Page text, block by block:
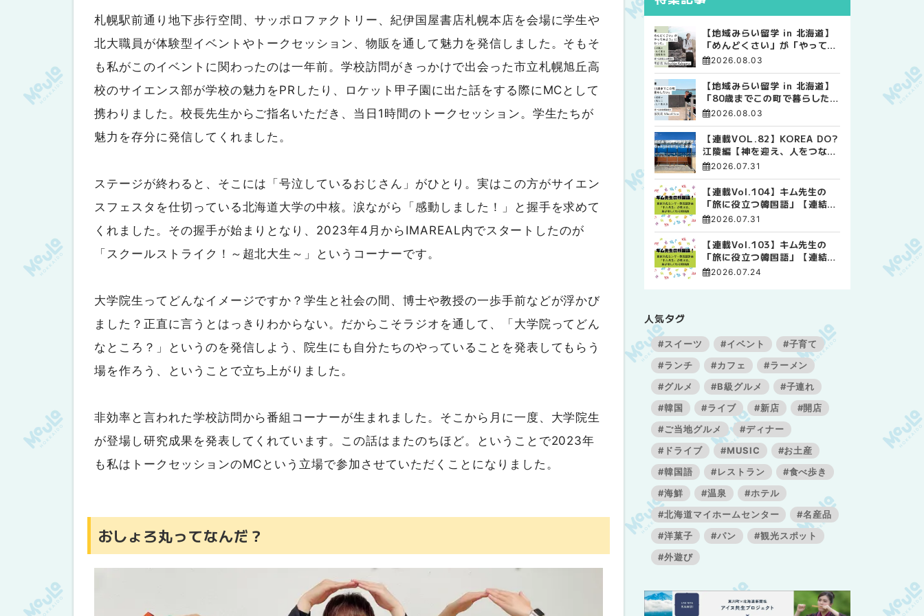
札幌駅前通り地下歩行空間、サッポロファクトリー、紀伊国屋書店札幌本店を会場に学生や
北大職員が体験型イベントやトークセッション、物販を通して魅力を発信しました。そもそ
も私がこのイベントに関わったのは一年前。学校訪問がきっかけで出会った市立札幌旭丘高
校のサイエンス部が学校の魅力をPRしたり、ロケット甲子園に出た話をする際にMCとして
携わりました。校長先生からご指名いただき、当日1時間のトークセッション。学生たちが
魅力を存分に発信してくれました。
ステージが終わると、そこには「号泣しているおじさん」がひとり。実はこの方がサイエン
スフェスタを仕切っている北海道大学の中核。涙ながら「感動しました！」と握手を求めて
くれました。その握手が始まりとなり、2023年4月からIMAREAL内でスタートしたのが
「スクールストライク！～超北大生～」というコーナーです。
大学院生ってどんなイメージですか？学生と社会の間、博士や教授の一歩手前などが浮かび
ました？正直に言うとはっきりわからない。だからこそラジオを通して、「大学院ってどん
なところ？」というのを発信しよう、院生にも自分たちのやっていることを発表してもらう
場を作ろう、ということで立ち上がりました。
非効率と言われた学校訪問から番組コーナーが生まれました。そこから月に一度、大学院生
が登場し研究成果を発表してくれています。この話はまたのちほど。ということで2023年
も私はトークセッションのMCという立場で参加させていただくことになりました。
おしょろ丸ってなんだ？
【地域みらい留学 in 北海道】
「めんどくさい」が「やってみ
よう」に変わった。 十勝の風
自由な高校生活
2026.08.03
【地域みらい留学 in 北海道】
「80歳までこの町で暮らした
い」 標津高校で踏み出した、
2026.08.03
【連載VOL.82】KOREA DO?
江陵編【神を迎え、人をつなぐ
時間 ― 江陵端午祭 】
2026.07.31
【連載Vol.104】キム先生の
「旅に役立つ韓国語」【連結語
尾について その4】
2026.07.31
【連載Vol.103】キム先生の
「旅に役立つ韓国語」【連結語
尾について その3】
2026.07.24
人気タグ
#スイーツ #イベント
#子育て
#ランチ
#カフェ
#ラーメン
#グルメ
#B級グルメ
#子連れ
#韓国
#ライブ #新店
#開店
#ご当地グルメ
#ディナー
#ドライブ
#MUSIC
#お土産
#韓国語
#レストラン
#食べ歩き
#海鮮
#温泉
#ホテル
#北海道マイホームセンター
#名産品
#洋菓子
#パン
#観光スポット
#外遊び